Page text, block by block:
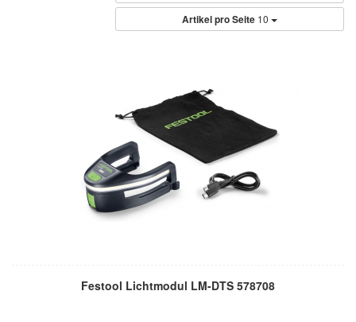
Artikel pro Seite 10
Festool Lichtmodul LM-DTS 578708